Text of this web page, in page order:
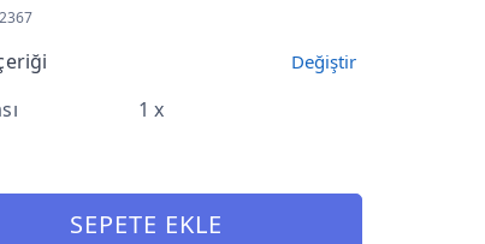
Değiştir
1 x
SEPETE EKLE